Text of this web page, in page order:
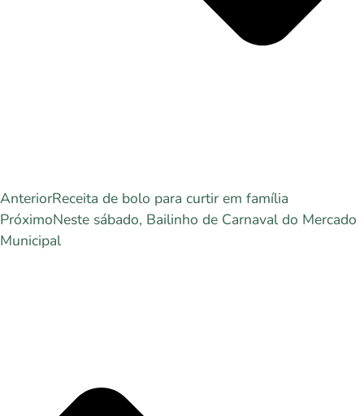
AnteriorReceita de bolo para curtir em família
PróximoNeste sábado, Bailinho de Carnaval do Mercado
Municipal